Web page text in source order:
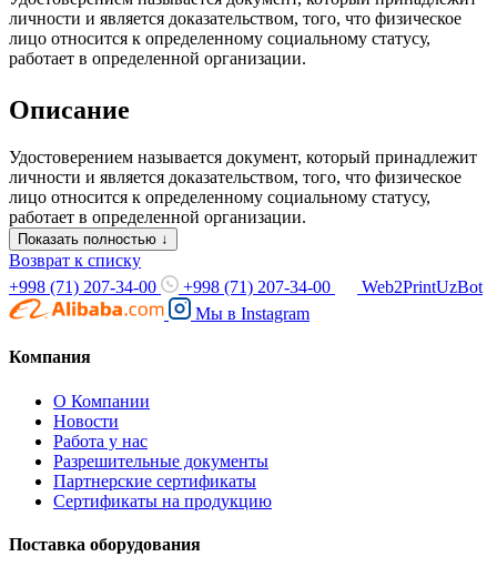
личности и является доказательством, того, что физическое
лицо относится к определенному социальному статусу,
работает в определенной организации.
Описание
Удостоверением называется документ, который принадлежит
личности и является доказательством, того, что физическое
лицо относится к определенному социальному статусу,
работает в определенной организации.
Показать полностью ↓
Возврат к списку
+998 (71) 207-34-00
+998 (71) 207-34-00
Web2PrintUzBot
Мы в Instagram
Компания
О Компании
Новости
Работа у нас
Разрешительные документы
Партнерские сертификаты
Сертификаты на продукцию
Поставка оборудования